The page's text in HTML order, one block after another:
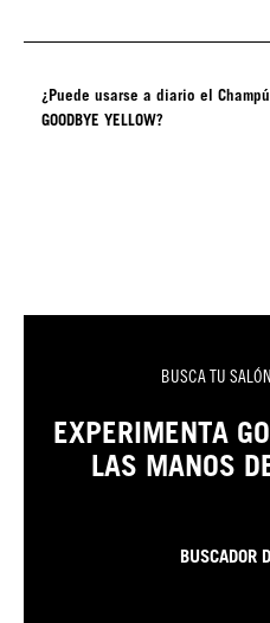
¿Puede usarse a diario el
GOODBYE YELLOW?
BUSCA TU
EXPERIMENTA
LAS MANOS
BUSCADOR